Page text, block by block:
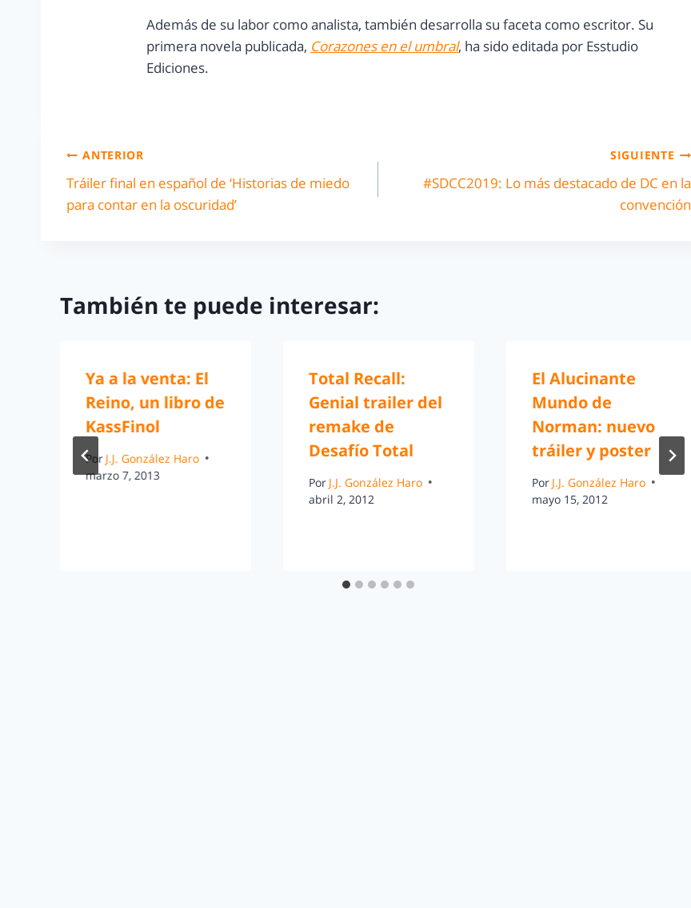
Además de su labor como analista, también desarrolla su faceta como escritor. Su
primera novela publicada, Corazones en el umbral, ha sido editada por Esstudio
Ediciones.
ANTERIOR
Tráiler final en español de ‘Historias de miedo
para contar en la oscuridad’
SIGUIENTE
#SDCC2019: Lo más destacado de DC en la
convención
También te puede interesar:
Ya a la venta: El
Reino, un libro de
KassFinol
PorJ.J. González Haro
marzo 7, 2013
Total Recall:
Genial trailer del
remake de
Desafío Total
Por J.J. González Haro
abril 2, 2012
El Alucinante
Mundo de
Norman: nuevo
tráiler y poster
Por J.J. González Haro
mayo 15, 2012